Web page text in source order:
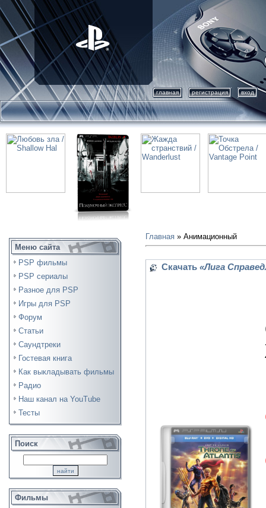
главная регистрация вход
Меню сайта
PSP фильмы
PSP сериалы
Разное для PSP
Игры для PSP
Форум
Статьи
Саундтреки
Гостевая книга
Как выкладывать фильмы
Радио
Наш канал на YouTube
Тесты
Поиск
Фильмы
Главная » Анимационный
Скачать «Лига